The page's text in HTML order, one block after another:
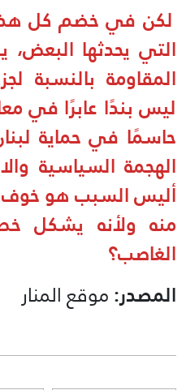
لكن في خضم كل
التي يحدثها
المقاومة بالنسبة
ليس بندًا عابرًا في
حاسمًا في حماية
الهجمة السياسية
أليس السبب هو
منه ولأنه يشكل
الغاصب؟
المصدر:موقع المنار